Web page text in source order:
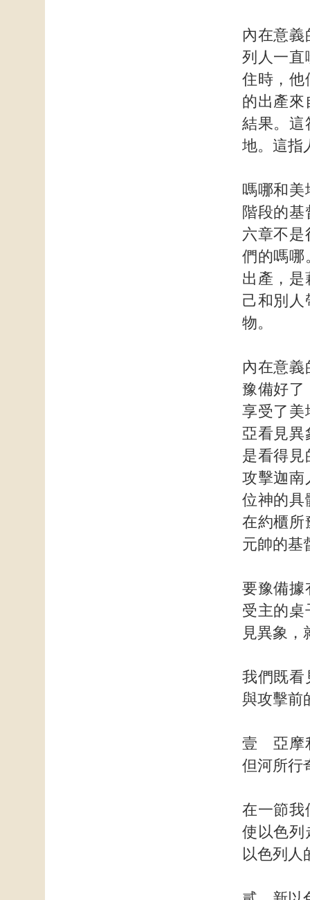
內在意
列人一直
住時，他
的出產來
結果。這
地。這指
嗎哪和美
階段的
六章不是
們的嗎哪
出產，是
己和別人
物。
內在意
豫備好了
享受了美
亞看見異
是看得見
攻擊迦南
位神的具
在約櫃所
元帥的基
要豫備據
受主的桌
見異象，
我們既看
與攻擊前
壹 亞摩
但河所行
在一節我
使以色列
以色列人